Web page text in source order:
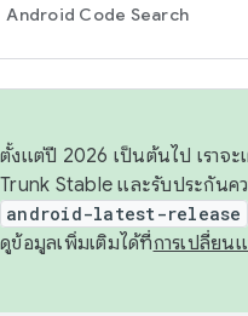
Android Code Search
ตั้งแต่ปี 2026 เป็นต้นไป เราจ
Trunk Stable และรับประกันค
android-latest-release
ดูข้อมูลเพิ่มเติมได้ที่การเปลี่ยน